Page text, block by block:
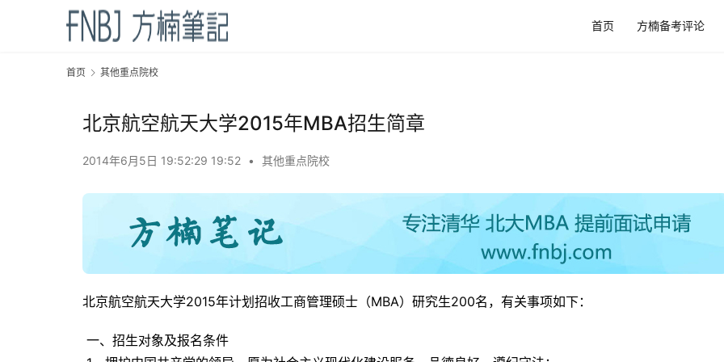
首页 方楠备考评论
首页 其他重点院校
北京航空航天大学2015年MBA招生简章
2014年6月5日 19:52:29 19:52 • 其他重点院校
北京航空航天大学2015年计划招收工商管理硕士（MBA）研究生200名，有关事项如下：
一、招生对象及报名条件